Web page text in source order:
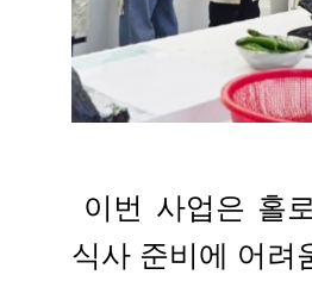
이번 사업은 홀
식사 준비에 어려